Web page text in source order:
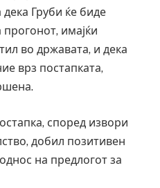
Груби ќе биде
имајќи
во државата, и дека
врз постапката,
според извори
добил позитивен
на предлогот за